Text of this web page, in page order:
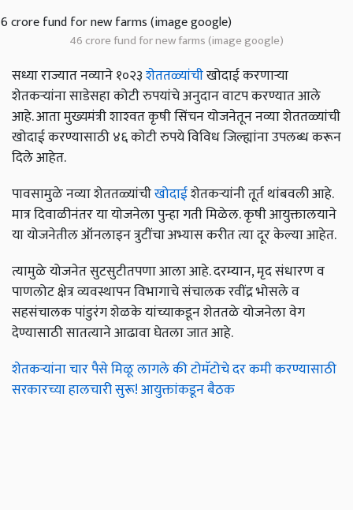
46 crore fund for new farms (image google)
सध्या राज्यात नव्याने १०२३शेततळ्यांचीखोदाई करणाऱ्या
शेतकऱ्यांना साडेसहा कोटी रुपयांचे अनुदान वाटप करण्यात आले
आहे. आता मुख्यमंत्री शाश्‍वत कृषी सिंचन योजनेतून नव्या शेततळ्यांची
खोदाई करण्यासाठी ४६ कोटी रुपये विविध जिल्ह्यांना उपलब्ध करून
दिले आहेत.
पावसामुळे नव्या शेततळ्यांचीखोदाईशेतकऱ्यांनी तूर्त थांबवली आहे.
मात्र दिवाळीनंतर या योजनेला पुन्हा गती मिळेल. कृषी आयुक्तालयाने
या योजनेतील ऑनलाइन त्रुटींचा अभ्यास करीत त्या दूर केल्या आहेत.
त्यामुळे योजनेत सुटसुटीतपणा आला आहे. दरम्यान, मृद संधारण व
पाणलोट क्षेत्र व्यवस्थापन विभागाचे संचालक रवींद्र भोसले व
सहसंचालक पांडुरंग शेळके यांच्याकडून शेततळे योजनेला वेग
देण्यासाठी सातत्याने आढावा घेतला जात आहे.
शेतकऱ्यांना चार पैसे मिळू लागले की टोमॅटोचे दर कमी करण्यासाठी
सरकारच्या हालचारी सुरू! आयुक्तांकडून बैठक